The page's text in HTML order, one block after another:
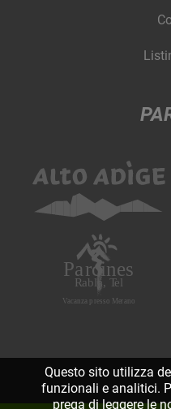
Questo sito utilizza
funzionali e analitici.
prega di leggere le